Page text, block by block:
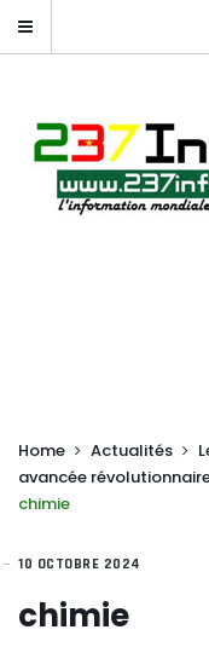
Home Actualités
avancée
chimie
10 OCTOBRE 2024
chimie